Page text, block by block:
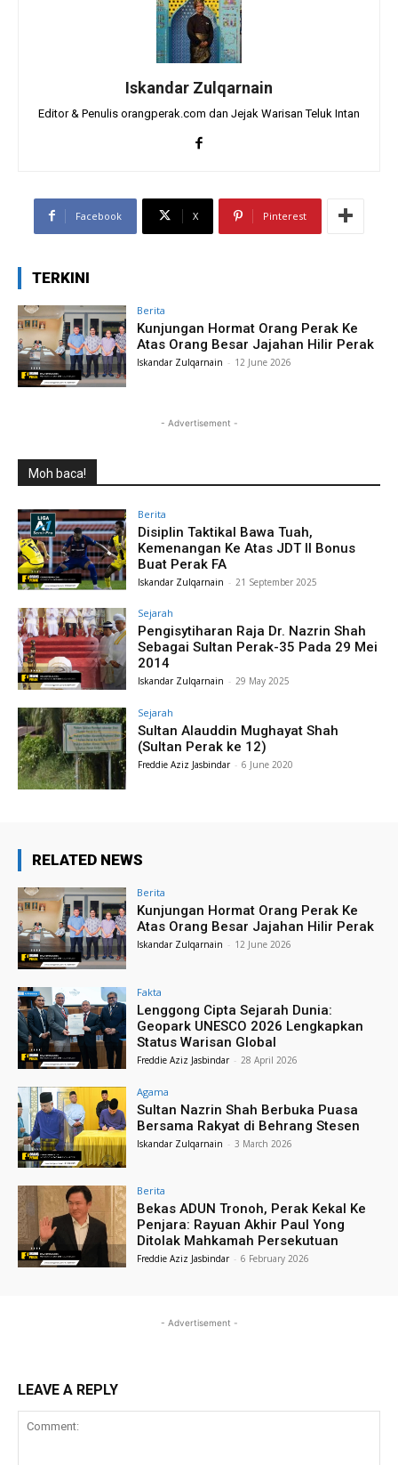
Iskandar Zulqarnain
Editor & Penulis orangperak.com dan Jejak Warisan Teluk Intan
Facebook X Pinterest
TERKINI
Berita
Kunjungan Hormat Orang Perak Ke
Atas Orang Besar Jajahan Hilir Perak
Iskandar Zulqarnain - 12 June 2026
- Advertisement -
Moh baca!
Berita
Disiplin Taktikal Bawa Tuah,
Kemenangan Ke Atas JDT II Bonus
Buat Perak FA
Iskandar Zulqarnain - 21 September 2025
Sejarah
Pengisytiharan Raja Dr. Nazrin Shah
Sebagai Sultan Perak-35 Pada 29 Mei
2014
Iskandar Zulqarnain - 29 May 2025
Sejarah
Sultan Alauddin Mughayat Shah
(Sultan Perak ke 12)
Freddie Aziz Jasbindar - 6 June 2020
RELATED NEWS
Berita
Kunjungan Hormat Orang Perak Ke
Atas Orang Besar Jajahan Hilir Perak
Iskandar Zulqarnain - 12 June 2026
Fakta
Lenggong Cipta Sejarah Dunia:
Geopark UNESCO 2026 Lengkapkan
Status Warisan Global
Freddie Aziz Jasbindar - 28 April 2026
Agama
Sultan Nazrin Shah Berbuka Puasa
Bersama Rakyat di Behrang Stesen
Iskandar Zulqarnain - 3 March 2026
Berita
Bekas ADUN Tronoh, Perak Kekal Ke
Penjara: Rayuan Akhir Paul Yong
Ditolak Mahkamah Persekutuan
Freddie Aziz Jasbindar - 6 February 2026
- Advertisement -
LEAVE A REPLY